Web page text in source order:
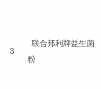
3
联合邦利牌益生菌
粉